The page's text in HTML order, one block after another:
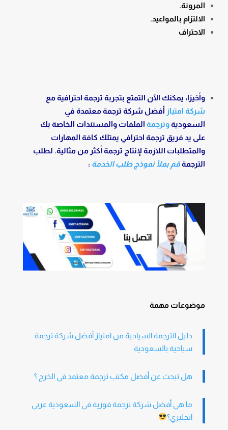
المرونة.
الالتزام بالمواعيد.
الاحتراف
وأخيرًا، يمكنك الآن التمتع بتجربة ترجمة احترافية مع
شركة امتياز أفضل شركة ترجمة معتمدة في
السعوديةوترجمةالملفات والمستندات الخاصة بك
على يد فريق ترجمة احترافي يمتلك كافة المهارات
والمتطلبات اللازمة لإنتاج ترجمة أكثر من مثالية. لطلب
الترجمةقم بملأ نموذج طلب الخدمة :
موضوعات مهمة
دليل الترجمة السياحية من امتياز أفضل شركة ترجمة
سياحية بالسعودية
هل تبحث عن أفضل مكتب ترجمة معتمد في الخرج ؟
ما هي أفضل شركة ترجمة فورية في السعودية عربي
انجليزي؟